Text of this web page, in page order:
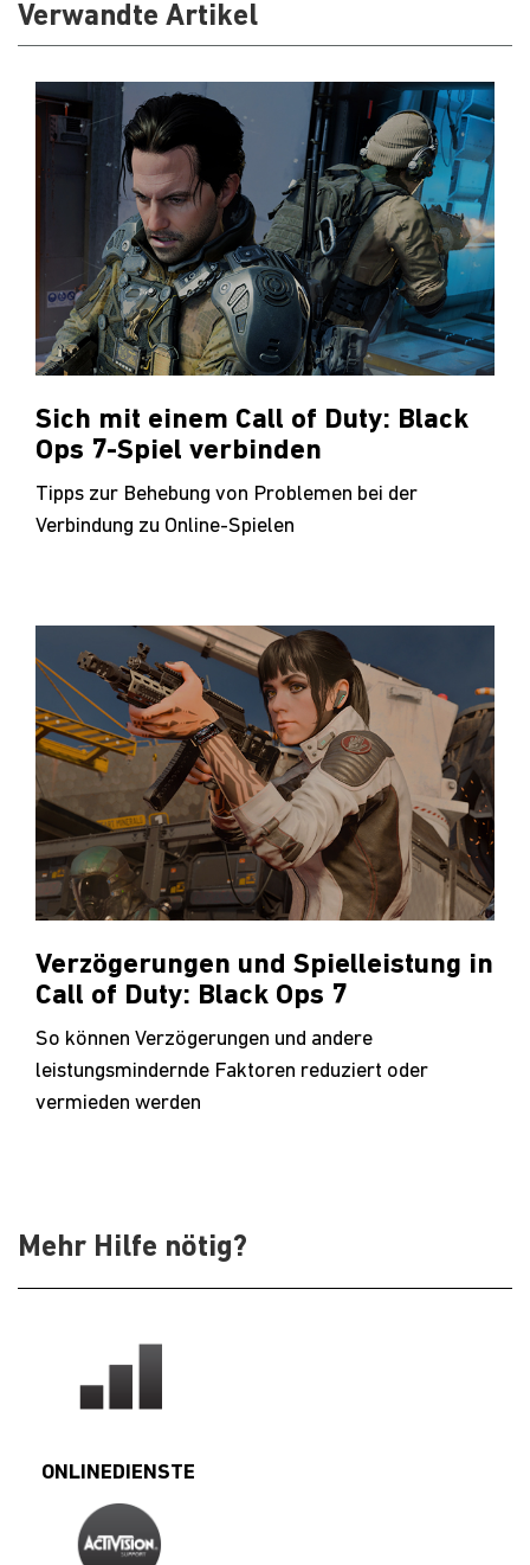
Verwandte Artikel
Sich mit einem Call of Duty: Black
Ops 7-Spiel verbinden
Tipps zur Behebung von Problemen bei der
Verbindung zu Online-Spielen
Verzögerungen und Spielleistung in
Call of Duty: Black Ops 7
So können Verzögerungen und andere
leistungsmindernde Faktoren reduziert oder
vermieden werden
Mehr Hilfe nötig?
ONLINEDIENSTE